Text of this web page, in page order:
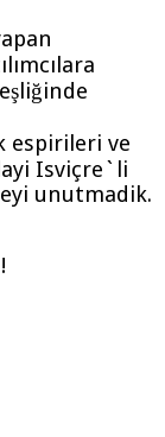
espirileri ve
Isviçre`li
unutmadik.